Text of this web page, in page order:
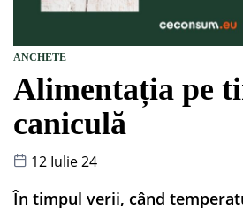
ANCHETE
Alimentația pe
caniculă
12 Iulie 24
În timpul verii, când